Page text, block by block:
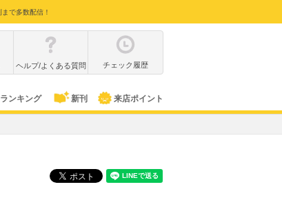
で多数配信！
ヘルプ/よくある質問 チェック履歴
ランキング 新刊 来店ポイント